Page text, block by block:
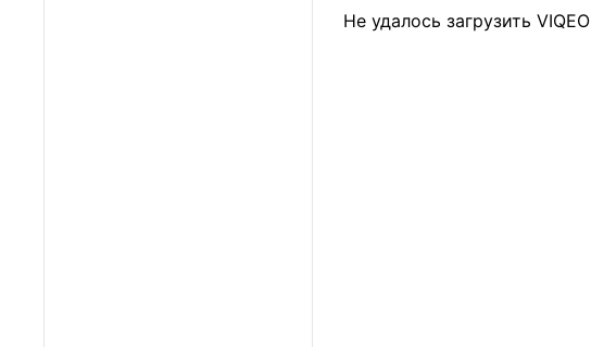
Не удалось загрузить VIQEO